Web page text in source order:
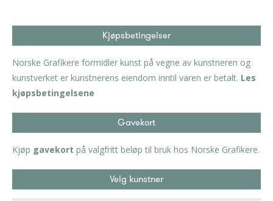
Kjøpsbetingelser
Norske Grafikere formidler kunst på vegne av kunstneren og
kunstverket er kunstnerens eiendom inntil varen er betalt. Les
kjøpsbetingelsene
Gavekort
Kjøp gavekort på valgfritt beløp til bruk hos Norske Grafikere.
Velg kunstner